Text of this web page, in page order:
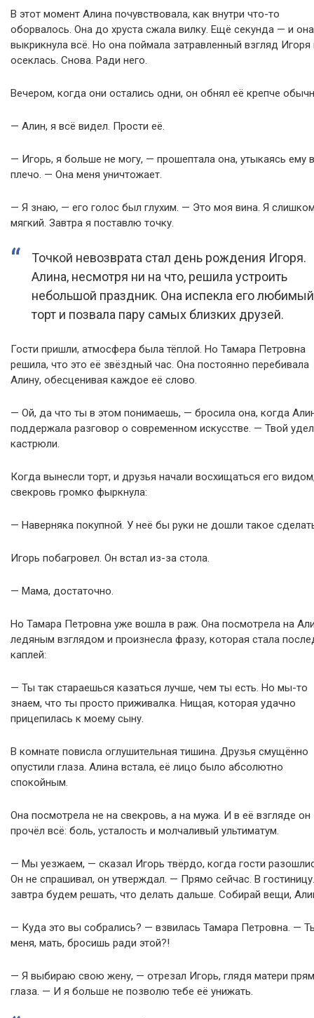
В этот момент Алина почувствовала, как внутри что-то
оборвалось. Она до хруста сжала вилку. Ещё секунда — и
выкрикнула всё. Но она поймала затравленный взгляд Игоря
осеклась. Снова. Ради него.
Вечером, когда они остались одни, он обнял её крепче
— Алин, я всё видел. Прости её.
— Игорь, я больше не могу, — прошептала она, утыкаясь ему в
плечо. — Она меня уничтожает.
— Я знаю, — его голос был глухим. — Это моя вина. Я
мягкий. Завтра я поставлю точку.
Точкой невозврата стал день рождения Игоря.
Алина, несмотря ни на что, решила устроить
небольшой праздник. Она испекла его любимый
торт и позвала пару самых близких друзей.
Гости пришли, атмосфера была тёплой. Но Тамара Петровна
решила, что это её звёздный час. Она постоянно перебивала
Алину, обесценивая каждое её слово.
— Ой, да что ты в этом понимаешь, — бросила она, когда
поддержала разговор о современном искусстве. — Твой
кастрюли.
Когда вынесли торт, и друзья начали восхищаться его
свекровь громко фыркнула:
— Наверняка покупной. У неё бы руки не дошли такое
Игорь побагровел. Он встал из-за стола.
— Мама, достаточно.
Но Тамара Петровна уже вошла в раж. Она посмотрела на
ледяным взглядом и произнесла фразу, которая стала
каплей:
— Ты так стараешься казаться лучше, чем ты есть. Но мы-то
знаем, что ты просто приживалка. Нищая, которая удачно
прицепилась к моему сыну.
В комнате повисла оглушительная тишина. Друзья смущённо
опустили глаза. Алина встала, её лицо было абсолютно
спокойным.
Она посмотрела не на свекровь, а на мужа. И в её взгляде он
прочёл всё: боль, усталость и молчаливый ультиматум.
— Мы уезжаем, — сказал Игорь твёрдо, когда гости
Он не спрашивал, он утверждал. — Прямо сейчас. В
завтра будем решать, что делать дальше. Собирай вещи,
— Куда это вы собрались? — взвилась Тамара Петровна. —
меня, мать, бросишь ради этой?!
— Я выбираю свою жену, — отрезал Игорь, глядя матери
глаза. — И я больше не позволю тебе её унижать.